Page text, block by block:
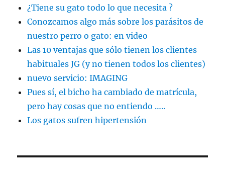
¿Tiene su gato todo lo que necesita ?
Conozcamos algo más sobre los parásitos de
nuestro perro o gato: en video
Las 10 ventajas que sólo tienen los clientes
habituales JG (y no tienen todos los clientes)
nuevo servicio: IMAGING
Pues sí, el bicho ha cambiado de matrícula,
pero hay cosas que no entiendo …..
Los gatos sufren hipertensión